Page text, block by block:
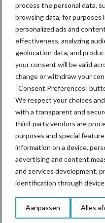
process the personal data,
browsing data, for purposes
personalized ads and
effectiveness, analyzing
geolocation data, and
your consent will be valid
change or withdraw your
“Consent Preferences”
We respect your choices
with a transparent and
third-party vendors are
purposes and special
information on a device,
advertising and content
and services development,
identification through device
Aanpassen Alles
Primaire
Themapagina's
Diergezondheid
Bedrijfsnieuws